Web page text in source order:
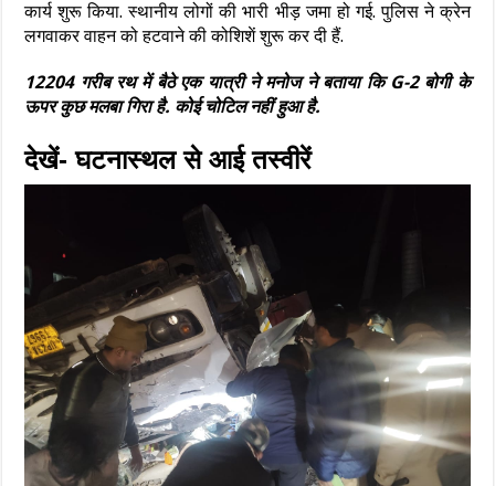
कार्य शुरू किया. स्थानीय लोगों की भारी भीड़ जमा हो गई. पुलिस ने क्रेन
लगवाकर वाहन को हटवाने की कोशिशें शुरू कर दी हैं.
12204 गरीब रथ में बैठे एक यात्री ने मनोज ने बताया कि G-2 बोगी के
ऊपर कुछ मलबा गिरा है. कोई चोटिल नहीं हुआ है.
देखें- घटनास्थल से आई तस्वीरें